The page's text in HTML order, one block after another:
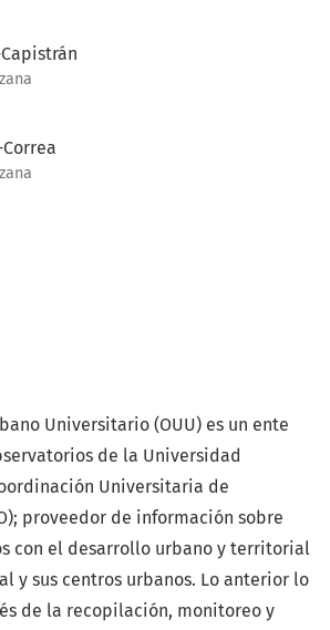
Universitario (OUU) es un ente
de la Universidad
Universitaria de
proveedor de información sobre
con el desarrollo urbano y territorial
y sus centros urbanos. Lo anterior lo
de la recopilación, monitoreo y